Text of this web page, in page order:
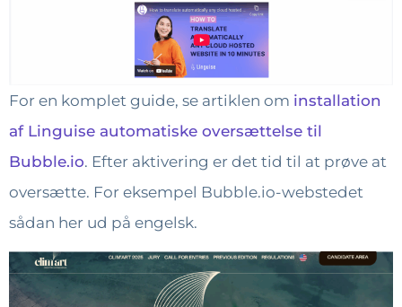
For en komplet guide, se artiklen om installation
af Linguise automatiske oversættelse til
Bubble.io. Efter aktivering er det tid til at prøve at
oversætte. For eksempel Bubble.io-webstedet
sådan her ud på engelsk.